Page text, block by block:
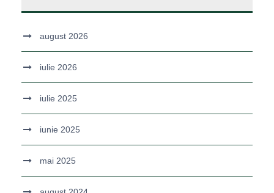
august 2026
iulie 2026
iulie 2025
iunie 2025
mai 2025